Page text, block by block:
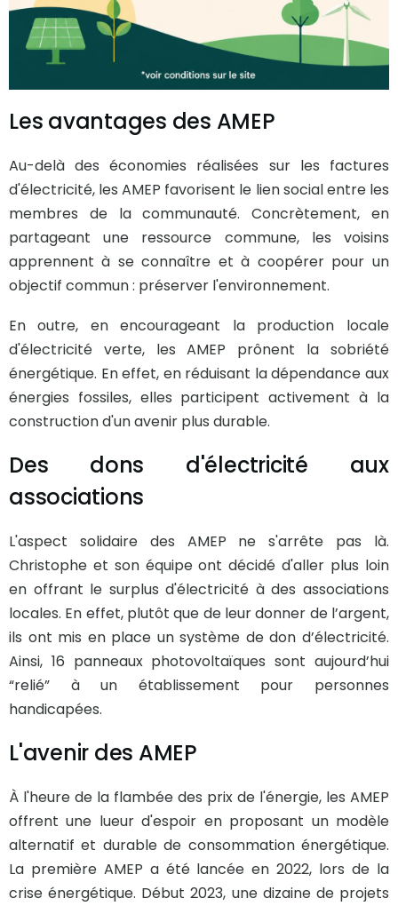
Les avantages des AMEP
Au-delà des économies réalisées sur les factures
d'électricité, les AMEP favorisent le lien social entre les
membres de la communauté. Concrètement, en
partageant une ressource commune, les voisins
apprennent à se connaître et à coopérer pour un
objectif commun : préserver l'environnement.
En outre, en encourageant la production locale
d'électricité verte, les AMEP prônent la sobriété
énergétique. En effet, en réduisant la dépendance aux
énergies fossiles, elles participent activement à la
construction d'un avenir plus durable.
Des dons d'électricité aux
associations
L'aspect solidaire des AMEP ne s'arrête pas là.
Christophe et son équipe ont décidé d'aller plus loin
en offrant le surplus d'électricité à des associations
locales. En effet, plutôt que de leur donner de l’argent,
ils ont mis en place un système de don d’électricité.
Ainsi, 16 panneaux photovoltaïques sont aujourd’hui
“relié” à un établissement pour personnes
handicapées.
L'avenir des AMEP
À l'heure de la flambée des prix de l'énergie, les AMEP
offrent une lueur d'espoir en proposant un modèle
alternatif et durable de consommation énergétique.
La première AMEP a été lancée en 2022, lors de la
crise énergétique. Début 2023, une dizaine de projets